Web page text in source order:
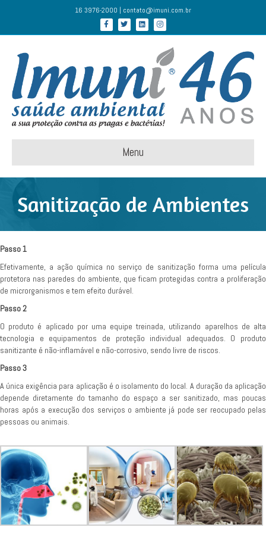
16 3976-2000 | contato@imuni.com.br
FacebookTwitterLinkedinInstagram
Menu
Sanitização de Ambientes
Passo 1
Efetivamente, a ação química no serviço de sanitização forma uma película
protetora nas paredes do ambiente, que ficam protegidas contra a proliferação
de microrganismos e tem efeito durável.
Passo 2
O produto é aplicado por uma equipe treinada, utilizando aparelhos de alta
tecnologia e equipamentos de proteção individual adequados. O produto
sanitizante é não-inflamável e não-corrosivo, sendo livre de riscos.
Passo 3
A única exigência para aplicação é o isolamento do local. A duração da aplicação
depende diretamente do tamanho do espaço a ser sanitizado, mas poucas
horas após a execução dos serviços o ambiente já pode ser reocupado pelas
pessoas ou animais.